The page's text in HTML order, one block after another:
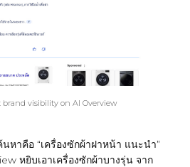
brand visibility on AI Overview
หาคือ “เครื่องซักผ้าฝาหน้า แนะนำ”
หยิบเอาเครื่องซักผ้าบางรุ่น จาก